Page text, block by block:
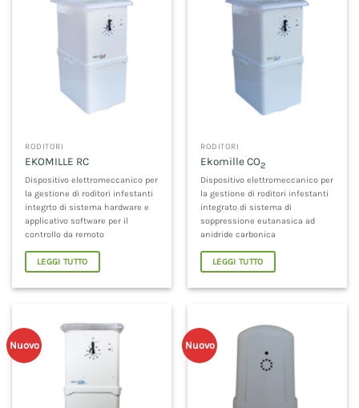
RODITORI
EKOMILLE RC
Dispositivo elettromeccanico per
la gestione di roditori infestanti
integrto di sistema hardware e
applicativo software per il
controllo da remoto
LEGGI TUTTO
RODITORI
Ekomille CO2
Dispositivo elettromeccanico per
la gestione di roditori infestanti
integrato di sistema di
soppressione eutanasica ad
anidride carbonica
LEGGI TUTTO
Nuovo Nuovo